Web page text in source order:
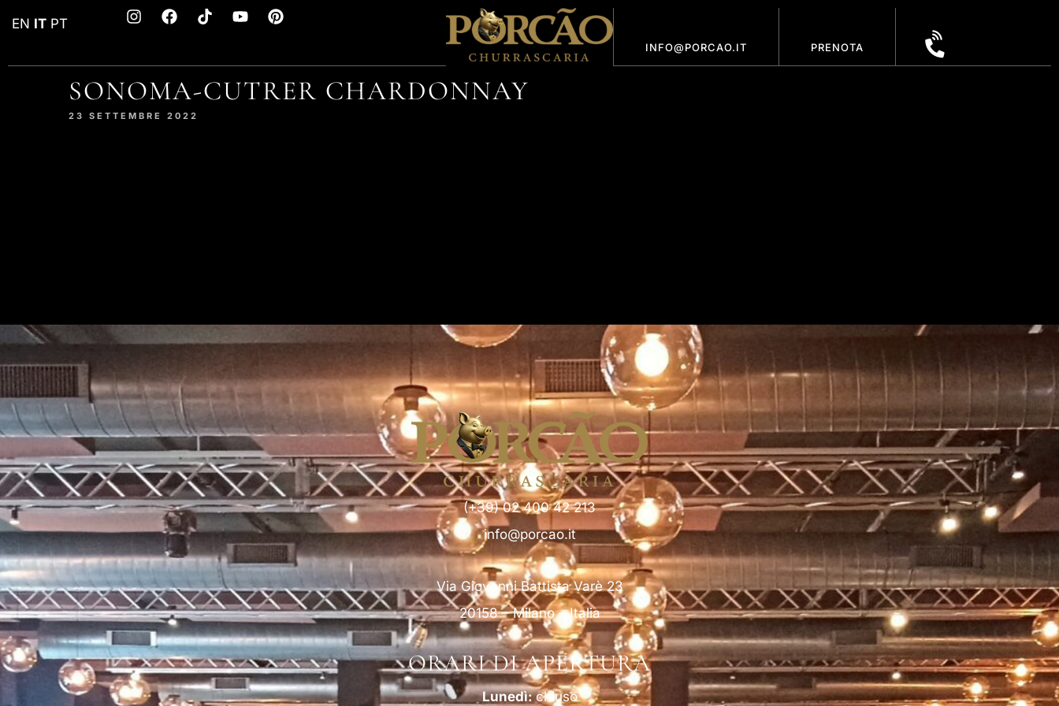
INFO@PORCAO.IT PRENOTA
SONOMA-CUTRER CHARDONNAY
23 SETTEMBRE 2022
(+39) 02 400 42 213
info@porcao.it
Via Giovanni Battista Varè 23
20158 – Milano – Italia
ORARI DI APERTURA
Lunedì:chiuso
EN IT PT